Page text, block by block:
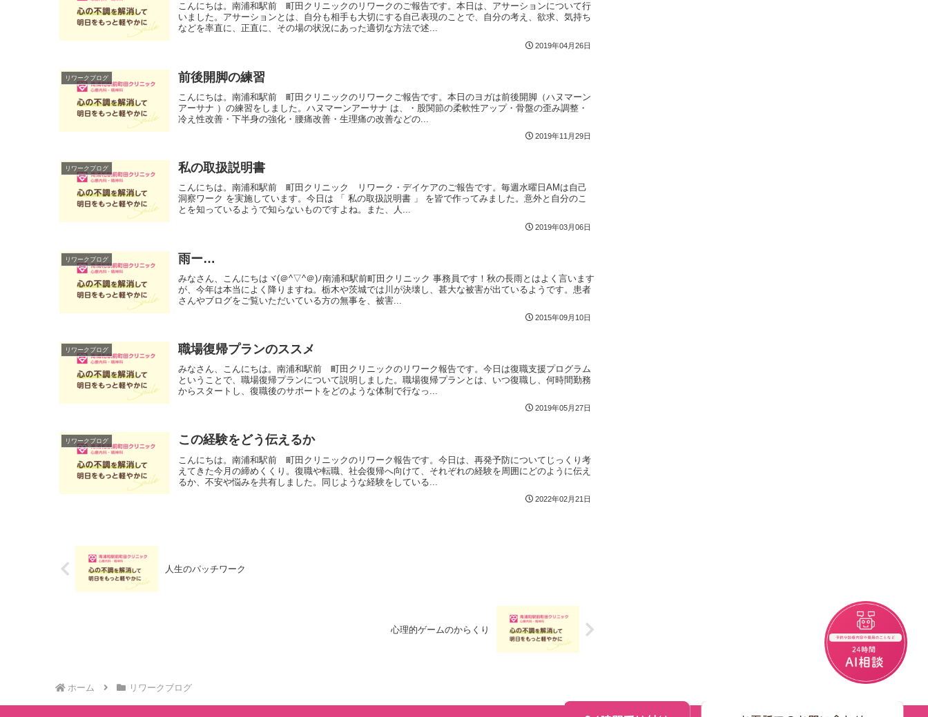
こんにちは。南浦和駅前 町田クリニックのリワークのご報告です。本日は、アサーションについて行
いました。アサーションとは、自分も相手も大切にする自己表現のことで、自分の考え、欲求、気持ち
などを率直に、正直に、その場の状況にあった適切な方法で述...
2019年04月26日
リワークブログ 前後開脚の練習
こんにちは。南浦和駅前 町田クリニックのリワークご報告です。本日のヨガは前後開脚（ハヌマーン
アーサナ ）の練習をしました。ハヌマーンアーサナ は、・股関節の柔軟性アップ・骨盤の歪み調整・
冷え性改善・下半身の強化・腰痛改善・生理痛の改善などの...
2019年11月29日
リワークブログ 私の取扱説明書
こんにちは。南浦和駅前 町田クリニック リワーク・デイケアのご報告です。毎週水曜日AMは自己
洞察ワーク を実施しています。今日は 「 私の取扱説明書 」 を皆で作ってみました。意外と自分のこ
とを知っているようで知らないものですよね。また、人...
2019年03月06日
リワークブログ 雨ー…
みなさん、こんにちはヾ(＠^▽^＠)ﾉ南浦和駅前町田クリニック 事務員です！秋の長雨とはよく言います
が、今年は本当によく降りますね。栃木や茨城では川が決壊し、甚大な被害が出ているようです。患者
さんやブログをご覧いただいている方の無事を、被害...
2015年09月10日
リワークブログ 職場復帰プランのススメ
みなさん、こんにちは。南浦和駅前 町田クリニックのリワーク報告です。今日は復職支援プログラム
ということで、職場復帰プランについて説明しました。職場復帰プランとは、いつ復職し、何時間勤務
からスタートし、復職後のサポートをどのような体制で行なっ...
2019年05月27日
リワークブログ この経験をどう伝えるか
こんにちは。南浦和駅前 町田クリニックのリワーク報告です。今日は、再発予防についてじっくり考
えてきた今月の締めくくり。復職や転職、社会復帰へ向けて、それぞれの経験を周囲にどのように伝え
るか、不安や悩みを共有しました。同じような経験をしている...
2022年02月21日
人生のパッチワーク
心理的ゲームのからくり
ホーム リワークブログ
チャットボッ